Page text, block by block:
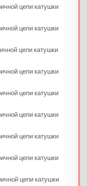
цепи катушки
цепи катушки
цепи катушки
цепи катушки
цепи катушки
цепи катушки
цепи катушки
цепи катушки
цепи катушки